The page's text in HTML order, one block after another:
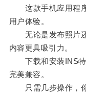
这款手机应用程序
用户体验。
无论是发布照片还
内容更具吸引力。
下载和安装INS特
完美兼容。
只需几步操作，你